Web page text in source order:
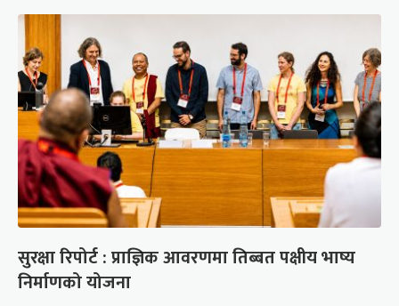
सुरक्षा रिपोर्ट : प्राज्ञिक आवरणमा तिब्बत पक्षीय भाष्य
निर्माणको योजना